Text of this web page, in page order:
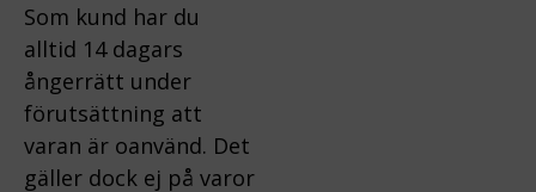
Som kund har du
alltid 14 dagars
ångerrätt under
förutsättning att
varan är oanvänd. Det
gäller dock ej på varor